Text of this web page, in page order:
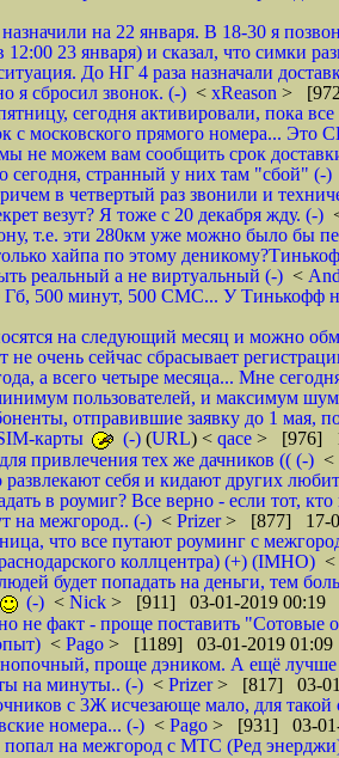
на 22 января. В 18-30 я
12:00 23 января) и сказал, что симки
До НГ 4 раза назначали
я сбросил звонок. (-) < xReason >
сегодня активировали, пока
с московского прямого номера... Это
мы не можем вам сообщить срок
сегодня, странный у них там "сбой" (-)
в четвертый раз звонили и
везут? Я тоже с 20 декабря жду. (-)
т.е. эти 280км уже можно было бы
хайпа по этому
реальный а не виртуальный (-) <
Гб, 500 минут, 500 СМС... У Тинькофф
на следующий месяц и можно
не очень сейчас сбрасывает
а всего четыре месяца... Мне
пользователей, и максимум
отправившие заявку до 1 мая,
карты
(-) (URL) < qace > [976]
для привлечения тех же дачников (( (-) <
себя и кидают других
в роумиг? Все верно - если тот,
на межгород.. (-) < Prizer> [877] 17-
что все путают роуминг с
коллцентра) (+) (IMHO) <
будет попадать на деньги, тем
(-) < Nick > [911] 03-01-2019 00:19
не факт - проще поставить "Сотовые
< Pago > [1189] 03-01-2019 01:09
проще дэником. А ещё лучше
на минуты.. (-) < Prizer> [817] 03-
с 3Ж исчезающе мало, для такой
номера... (-) < Pago > [931] 03-01-
попал на межгород с МТС (Ред